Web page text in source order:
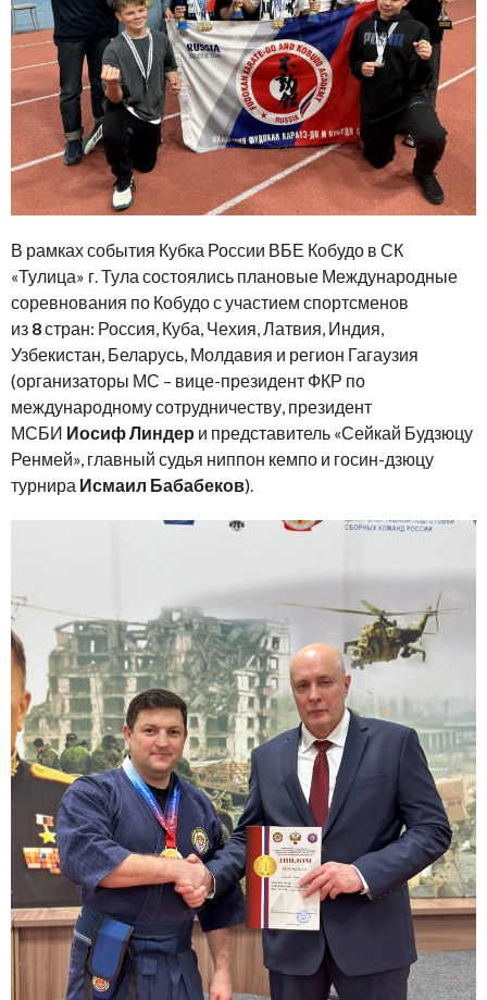
В рамках события Кубка России ВБЕ Кобудо в СК
«Тулица» г. Тула состоялись плановые Международные
соревнования по Кобудо с участием спортсменов
из 8стран: Россия, Куба, Чехия, Латвия, Индия,
Узбекистан, Беларусь, Молдавия и регион Гагаузия
(организаторы МС – вице-президент ФКР по
международному сотрудничеству, президент
МСБИ Иосиф Линдер и представитель «Сейкай Будзюцу
Ренмей», главный судья ниппон кемпо и госин-дзюцу
турнира Исмаил Бабабеков).